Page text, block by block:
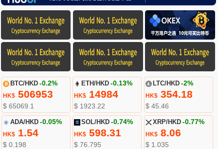
BTC/HKD -0.2%
HK$506953
$ 65069.1
ETH/HKD -0.13%
HK$ 14984
$ 1923.22
LTC/HKD -2%
HK$354.18
$ 45.46
ADA/HKD -0.05%
HK$1.54
$ 0.198
SOL/HKD -0.74%
HK$ 598.31
$ 76.795
XRP/HKD -0.77%
HK$8.06
$ 1.035